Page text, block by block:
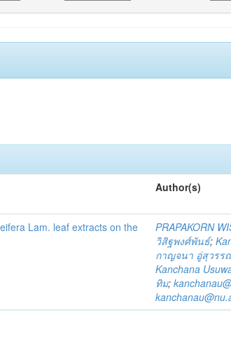
Author(s)
Lam. leaf extracts on the
PRAPAKORN
วิสิฐพงศ์พันธ์;
กาญจนา อู่สุวรร
Kanchana
ทิม;